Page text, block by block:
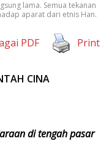
lama. Semua tekanan
aparat dari etnis Han.
PDF Print
CINA
di tengah pasar